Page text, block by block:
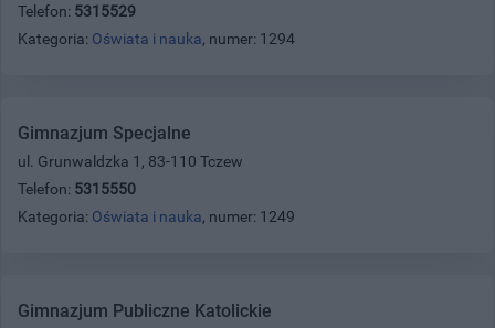
Telefon: 5315529
Kategoria: Oświata i nauka, numer: 1294
Gimnazjum Specjalne
ul. Grunwaldzka 1, 83-110 Tczew
Telefon: 5315550
Kategoria: Oświata i nauka, numer: 1249
Gimnazjum Publiczne Katolickie